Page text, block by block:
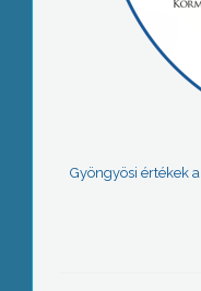
Gyöngyösi értékek